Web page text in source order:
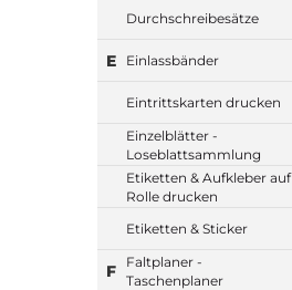
Durchschreibesätze
E Einlassbänder
Eintrittskarten drucken
Einzelblätter -
Loseblattsammlung
Etiketten & Aufkleber auf
Rolle drucken
Etiketten & Sticker
F
Faltplaner -
Taschenplaner